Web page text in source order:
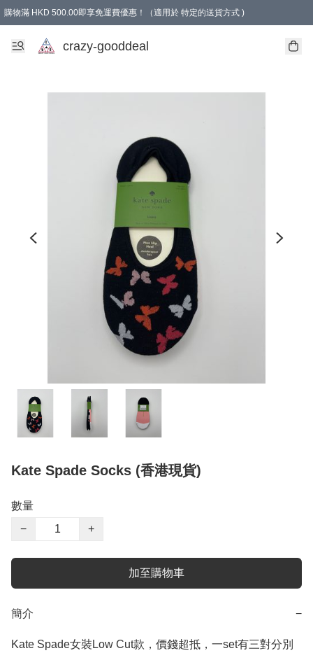
購物滿 HKD 500.00即享免運費優惠！（適用於 特定的送貨方式 )
成為會員可享免費禮品
crazy-gooddeal
Kate Spade Socks (香港現貨)
數量
−
+
加至購物車
簡介 −
Kate Spade女裝Low Cut款，價錢超抵，一set有三對分別